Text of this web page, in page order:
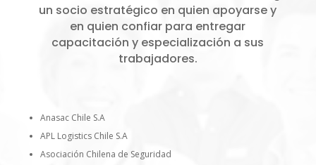
un socio estratégico en quien apoyarse y
en quien confiar para entregar
capacitación y especialización a sus
trabajadores.
Anasac Chile S.A
APL Logistics Chile S.A
Asociación Chilena de Seguridad